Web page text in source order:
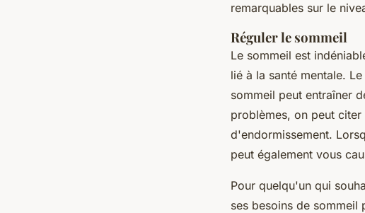
remarquables sur le
Réguler le sommeil
Le sommeil est
lié à la santé mentale.
sommeil peut entraîner
problèmes, on peut
d'endormissement.
peut également vous
Pour quelqu'un qui
ses besoins de sommeil